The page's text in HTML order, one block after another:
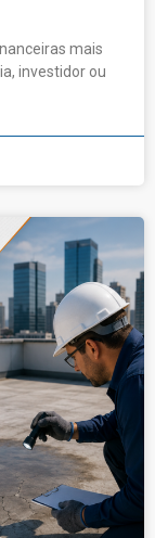
mais
investidor ou